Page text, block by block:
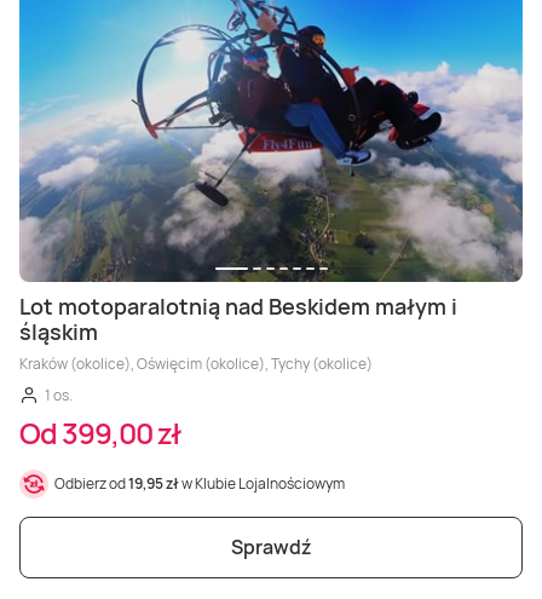
Masaż Karku
Masaż orientalny
Lot motoparalotnią nad Beskidem małym i
śląskim
Kraków (okolice), Oświęcim (okolice), Tychy (okolice)
1 os.
Od 399,00 zł
Odbierz od19,95 złw Klubie Lojalnościowym
Sprawdź